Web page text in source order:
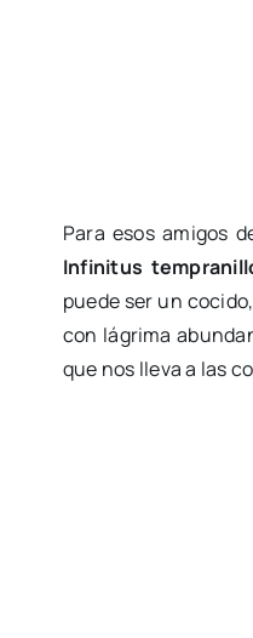
Para esos amigos
Infinitus
puede ser un
con lágrima
que nos lleva a las